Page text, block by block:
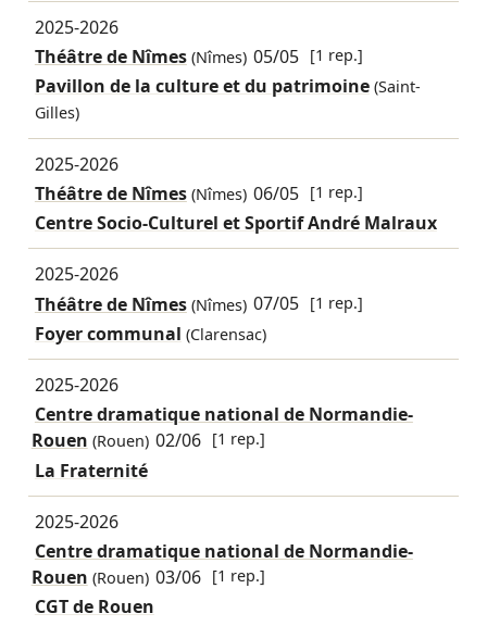
2025-2026
Théâtre de Nîmes(Nîmes) 05/05 [1 rep.]
Pavillon de la culture et du patrimoine (Saint-
Gilles)
2025-2026
Théâtre de Nîmes(Nîmes) 06/05 [1 rep.]
Centre Socio-Culturel et Sportif André Malraux
2025-2026
Théâtre de Nîmes(Nîmes) 07/05 [1 rep.]
Foyer communal (Clarensac)
2025-2026
Centre dramatique national de Normandie-
Rouen (Rouen) 02/06 [1 rep.]
La Fraternité
2025-2026
Centre dramatique national de Normandie-
Rouen (Rouen) 03/06 [1 rep.]
CGT de Rouen